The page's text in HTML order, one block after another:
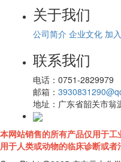
关于我们
公司简介 企业文化 加
联系我们
电话： 0751-2829979
邮箱：
地址： 广东省韶关市翁
本网站销售的所有产品仅用于
用于人类或动物的临床诊断或者